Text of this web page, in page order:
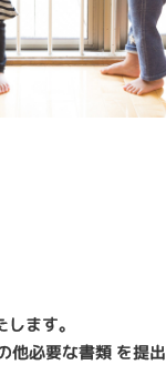
ます。
他必要な書類 を提出